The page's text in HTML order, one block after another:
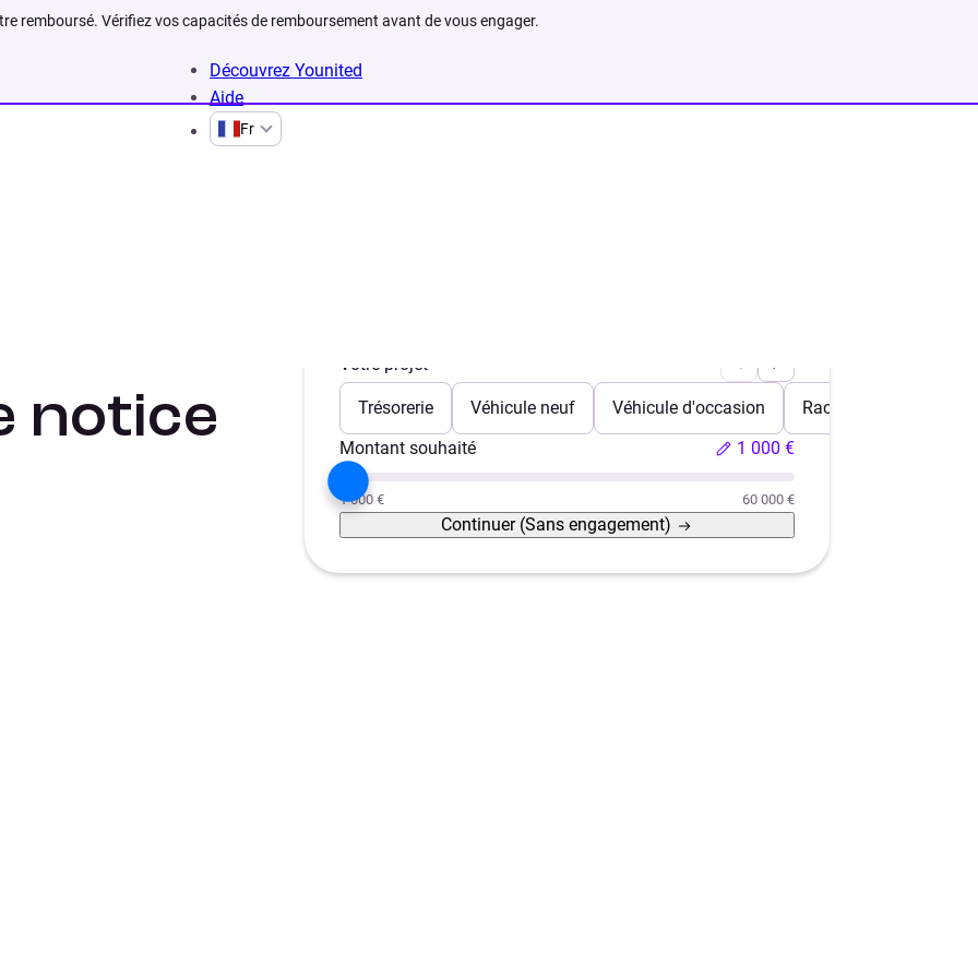
remboursé. Vérifiez vos capacités de remboursement avant de vous engager.
Découvrez Younited
Aide
Fr
notice
Votre projet
Trésorerie Véhicule neuf Véhicule d'occasion Rachat de crédits
Montant souhaité
1 000 €
1 000 € 60 000 €
Continuer (Sans engagement)